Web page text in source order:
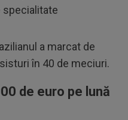
specialitate
a marcat de
în 40 de meciuri.
de euro pe lună